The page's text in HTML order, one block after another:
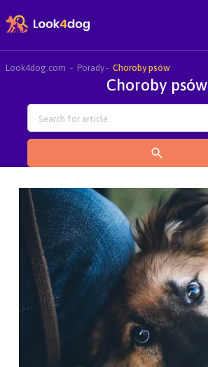
Look4dog.com Porady Choroby psów
Choroby psów